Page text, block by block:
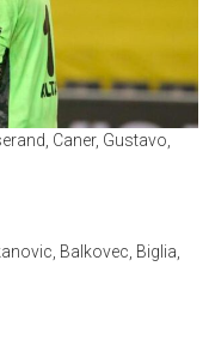
Caner, Gustavo,
Balkovec, Biglia,